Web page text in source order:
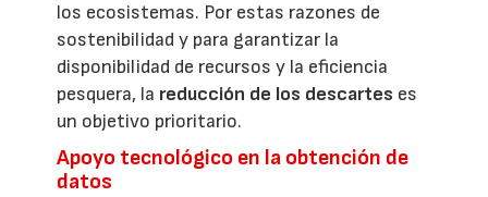
los ecosistemas. Por estas razones de
sostenibilidad y para garantizar la
disponibilidad de recursos y la eficiencia
pesquera, la reducción de los descartes es
un objetivo prioritario.
Apoyo tecnológico en la obtención de
datos